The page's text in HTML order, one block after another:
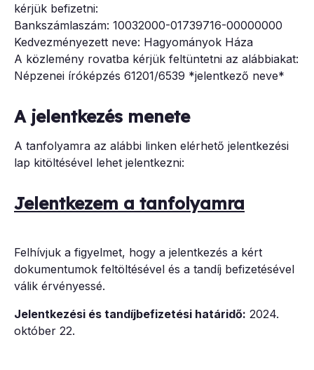
kérjük befizetni:
Bankszámlaszám: 10032000-01739716-00000000
Kedvezményezett neve: Hagyományok Háza
A közlemény rovatba kérjük feltüntetni az alábbiakat:
Népzenei íróképzés 61201/6539 *jelentkező neve*
A jelentkezés menete
A tanfolyamra az alábbi linken elérhető jelentkezési
lap kitöltésével lehet jelentkezni:
Jelentkezem a tanfolyamra
Felhívjuk a figyelmet, hogy a jelentkezés a kért
dokumentumok feltöltésével és a tandíj befizetésével
válik érvényessé.
Jelentkezési és tandíjbefizetési határidő: 2024.
október 22.